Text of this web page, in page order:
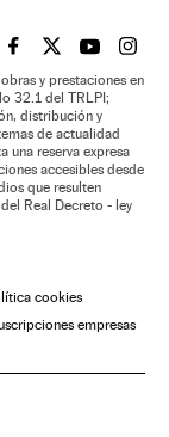
EL PAÍS BRASIL EN
EL PAÍSEL PAÍS
EL
y prestaciones en
32.1 del TRLPI;
distribución y
de actualidad
una reserva expresa
accesibles desde
que resulten
Real Decreto - ley
cookies
empresas